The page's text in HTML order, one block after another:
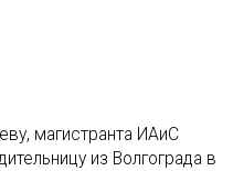
магистранта ИАиС
из Волгограда в